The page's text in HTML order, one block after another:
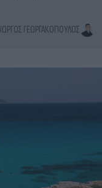
ΓΕΩΡΓΑΚΌΠΟΥΛΟΣ